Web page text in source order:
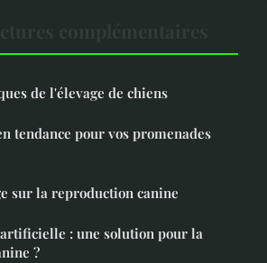
de l'élevage de chiens
tendance pour vos promenades
sur la reproduction canine
: une solution pour la
?